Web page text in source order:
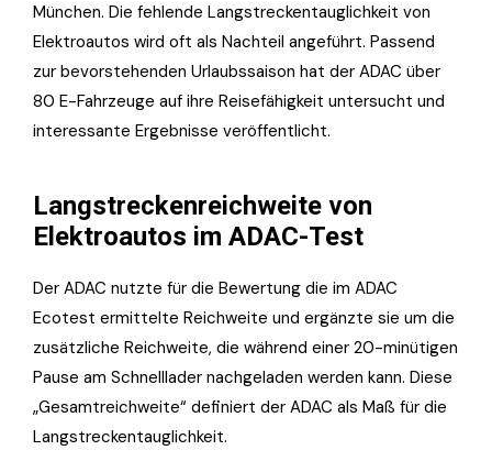
München. Die fehlende Langstreckentauglichkeit von
Elektroautos wird oft als Nachteil angeführt. Passend
zur bevorstehenden Urlaubssaison hat der ADAC über
80 E-Fahrzeuge auf ihre Reisefähigkeit untersucht und
interessante Ergebnisse veröffentlicht.
Langstreckenreichweite von
Elektroautos im ADAC-Test
Der ADAC nutzte für die Bewertung die im ADAC
Ecotest ermittelte Reichweite und ergänzte sie um die
zusätzliche Reichweite, die während einer 20-minütigen
Pause am Schnelllader nachgeladen werden kann. Diese
„Gesamtreichweite“ definiert der ADAC als Maß für die
Langstreckentauglichkeit.